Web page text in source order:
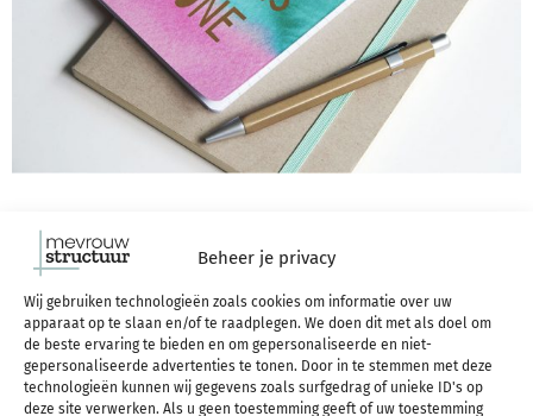
Beheer je privacy
Wij gebruiken technologieën zoals cookies om informatie over uw
apparaat op te slaan en/of te raadplegen. We doen dit met als doel om
de beste ervaring te bieden en om gepersonaliseerde en niet-
gepersonaliseerde advertenties te tonen. Door in te stemmen met deze
technologieën kunnen wij gegevens zoals surfgedrag of unieke ID's op
deze site verwerken. Als u geen toestemming geeft of uw toestemming
Je wordt constant
afgeleid